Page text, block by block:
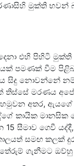
මුක්ති භවන්
එහි පිහිටි
පමණක් වීම
සිදු නොවන්නේ
තිස්සේ මරණය
හමුවන අතර,
කායික මානසික
සීමාව ගෙවී
සමඟ කලක්
ගැනීමට